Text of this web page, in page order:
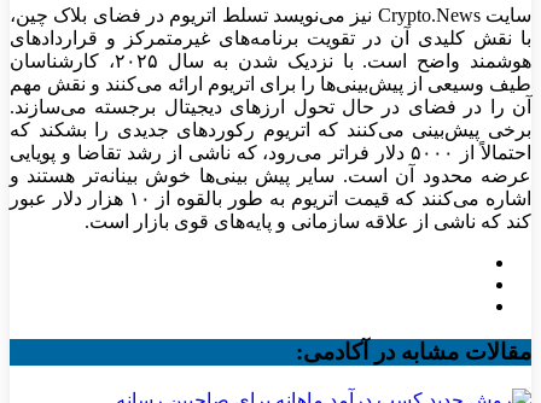
سایت Crypto.News نیز می‌نویسد تسلط اتریوم در فضای بلاک چین،
با نقش کلیدی آن در تقویت برنامه‌های غیرمتمرکز و قرارداد‌های
هوشمند واضح است. با نزدیک شدن به سال ۲۰۲۵، کارشناسان
طیف وسیعی از پیش‌بینی‌ها را برای اتریوم ارائه می‌کنند و نقش مهم
آن را در فضای در حال تحول ارز‌های دیجیتال برجسته می‌سازند.
برخی پیش‌بینی می‌کنند که اتریوم رکورد‌های جدیدی را بشکند که
احتمالاً از ۵۰۰۰ دلار فراتر می‌رود، که ناشی از رشد تقاضا و پویایی
عرضه محدود آن است. سایر پیش بینی‌ها خوش بینانه‌تر هستند و
اشاره می‌کنند که قیمت اتریوم به طور بالقوه از ۱۰ هزار دلار عبور
کند که ناشی از علاقه سازمانی و پایه‌های قوی بازار است.
مقالات مشابه در آکادمی: